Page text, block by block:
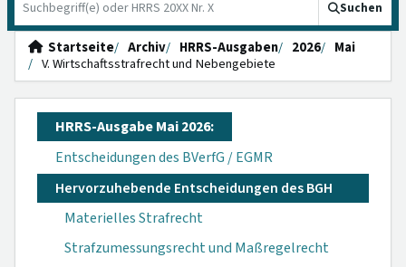
Suchen
Startseite Archiv HRRS-Ausgaben 2026
Mai
V. Wirtschaftsstrafrecht und Nebengebiete
HRRS-Ausgabe Mai 2026:
Entscheidungen des BVerfG / EGMR
Hervorzuhebende Entscheidungen des BGH
Materielles Strafrecht
Strafzumessungsrecht und Maßregelrecht